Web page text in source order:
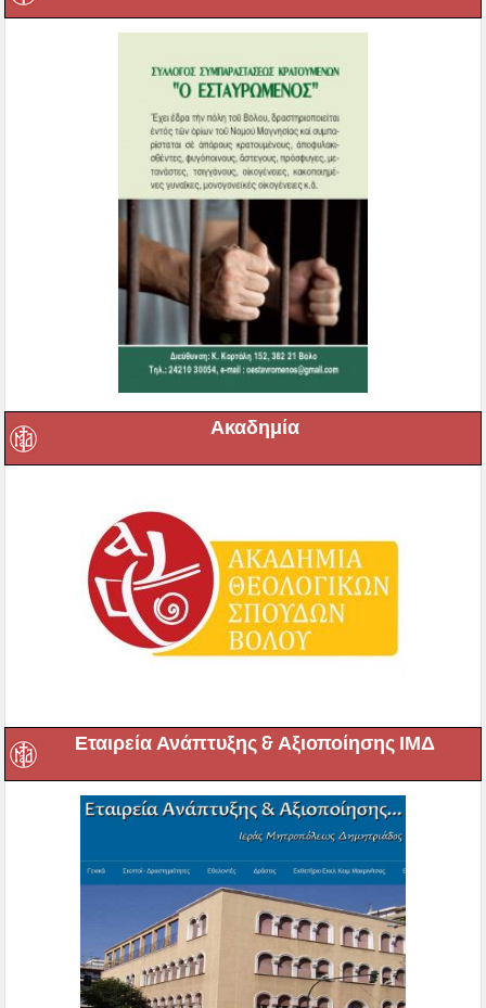
Ακαδημία
Εταιρεία Ανάπτυξης & Αξιοποίησης ΙΜΔ